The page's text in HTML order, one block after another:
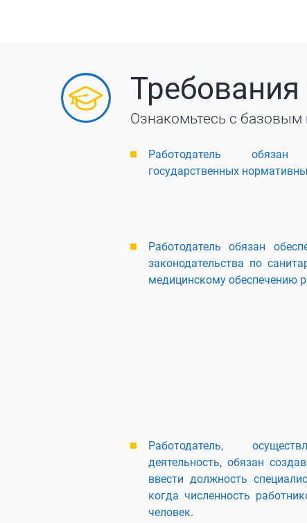
Требования
Ознакомьтесь с базовым
Работодатель обязан
государственных
Работодатель обязан
законодательства по
медицинскому обеспечению
Работодатель,
деятельность, обязан
ввести должность
когда численность
человек.